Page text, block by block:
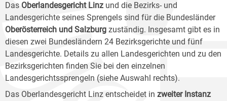
Das Oberlandesgericht Linz und die Bezirks- und
Landesgerichte seines Sprengels sind für die Bundesländer
Oberösterreich und Salzburg zuständig. Insgesamt gibt es in
diesen zwei Bundesländern 24 Bezirksgerichte und fünf
Landesgerichte. Details zu allen Landesgerichten und zu den
Bezirksgerichten finden Sie bei den einzelnen
Landesgerichtssprengeln (siehe Auswahl rechts).
Das Oberlandesgericht Linz entscheidet in zweiter Instanz